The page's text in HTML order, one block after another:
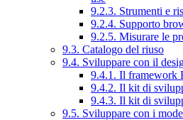
9.2.3. Strumenti e
9.2.4. Supporto
9.2.5. Misurare le
9.3. Catalogo del riuso
9.4. Sviluppare con il
9.4.1. Il framework
9.4.2. Il kit di
9.4.3. Il kit di
9.5. Sviluppare con i